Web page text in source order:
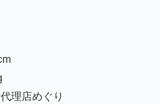
理店めぐり